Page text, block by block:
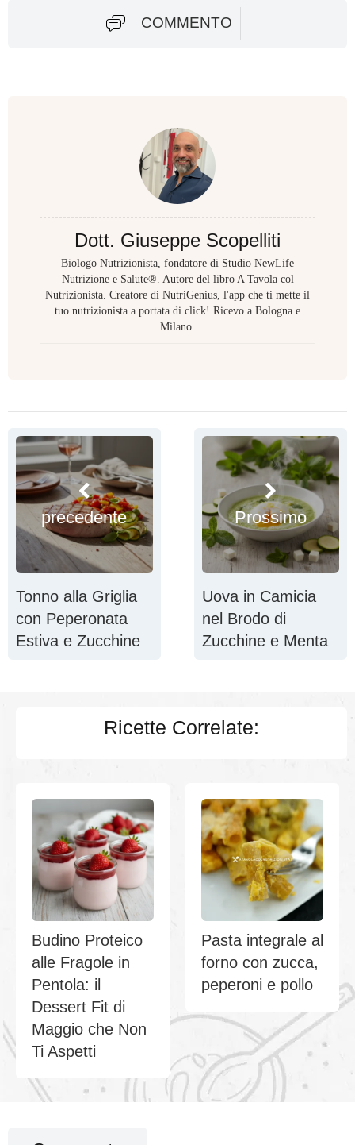
COMMENTO
Dott. Giuseppe Scopelliti
Biologo Nutrizionista, fondatore di Studio NewLife
Nutrizione e Salute®. Autore del libro A Tavola col
Nutrizionista. Creatore di NutriGenius, l'app che ti mette il
tuo nutrizionista a portata di click! Ricevo a Bologna e
Milano.
precedente
Tonno alla Griglia
con Peperonata
Estiva e Zucchine
Prossimo
Uova in Camicia
nel Brodo di
Zucchine e Menta
Ricette Correlate:
Budino Proteico
alle Fragole in
Pentola: il
Dessert Fit di
Maggio che Non
Ti Aspetti
Pasta integrale al
forno con zucca,
peperoni e pollo